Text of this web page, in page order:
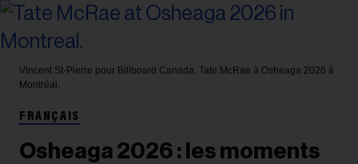
Vincent St-Pierre pour Billboard Canada. Tate McRae à Osheaga 2026 à
Montréal.
FRANÇAIS
Osheaga 2026 : les moments